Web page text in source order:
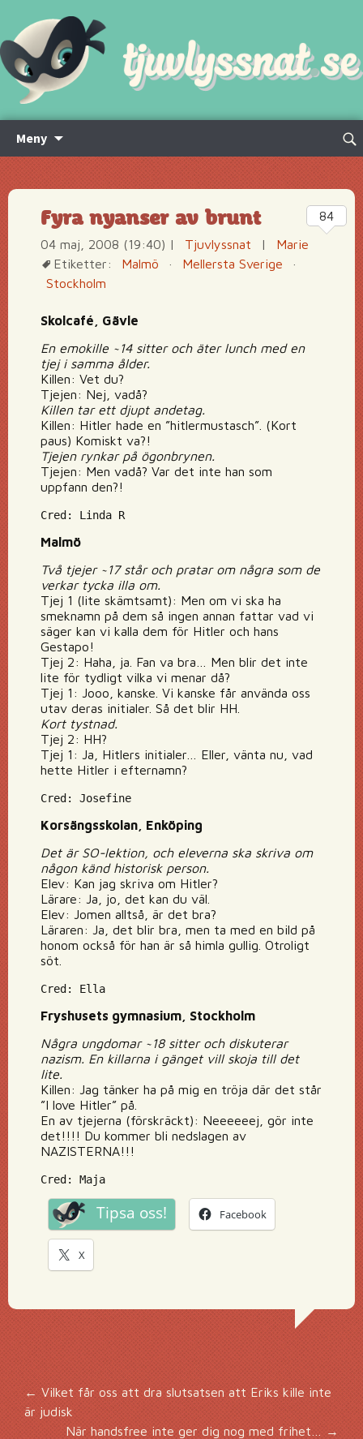
Meny
innehåll
Sök
Fyra nyanser av brunt
04 maj, 2008 (19:40) | Tjuvlyssnat |
Marie
Etiketter:
Malmö · Mellersta Sverige
·
Stockholm
Skolcafé, Gävle
En emokille ~14 sitter och äter lunch med en
tjej i samma ålder.
Killen: Vet du?
Tjejen: Nej, vadå?
Killen tar ett djupt andetag.
Killen: Hitler hade en ”hitlermustasch”. (Kort
paus) Komiskt va?!
Tjejen rynkar på ögonbrynen.
Tjejen: Men vadå? Var det inte han som
uppfann den?!
Cred: Linda R
Malmö
Två tjejer ~17 står och pratar om några som de
verkar tycka illa om.
Tjej 1 (lite skämtsamt): Men om vi ska ha
smeknamn på dem så ingen annan fattar vad vi
säger kan vi kalla dem för Hitler och hans
Gestapo!
Tjej 2: Haha, ja. Fan va bra… Men blir det inte
lite för tydligt vilka vi menar då?
Tjej 1: Jooo, kanske. Vi kanske får använda oss
utav deras initialer. Så det blir HH.
Kort tystnad.
Tjej 2: HH?
Tjej 1: Ja, Hitlers initialer… Eller, vänta nu, vad
hette Hitler i efternamn?
Cred: Josefine
Korsängsskolan, Enköping
Det är SO-lektion, och eleverna ska skriva om
någon känd historisk person.
Elev: Kan jag skriva om Hitler?
Lärare: Ja, jo, det kan du väl.
Elev: Jomen alltså, är det bra?
Läraren: Ja, det blir bra, men ta med en bild på
honom också för han är så himla gullig. Otroligt
söt.
Cred: Ella
Fryshusets gymnasium, Stockholm
Några ungdomar ~18 sitter och diskuterar
nazism. En killarna i gänget vill skoja till det
lite.
Killen: Jag tänker ha på mig en tröja där det står
”I love Hitler” på.
En av tjejerna (förskräckt): Neeeeeej, gör inte
det!!!! Du kommer bli nedslagen av
NAZISTERNA!!!
Cred: Maja
Tipsa oss! Facebook
X
84
Inläggsnavigering
← Vilket får oss att dra slutsatsen att Eriks kille inte
är judisk
När handsfree inte ger dig nog med frihet… →